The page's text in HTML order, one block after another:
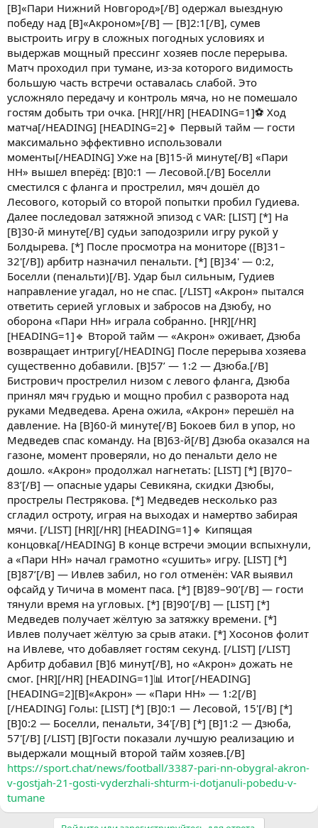
[B]«Пари Нижний Новгород»[/B] одержал выездную
победу над [B]«Акроном»[/B] — [B]2:1[/B], сумев
выстроить игру в сложных погодных условиях и
выдержав мощный прессинг хозяев после перерыва.
Матч проходил при тумане, из-за которого видимость
большую часть встречи оставалась слабой. Это
усложняло передачу и контроль мяча, но не помешало
гостям добыть три очка. [HR][/HR] [HEADING=1]⚽ Ход
матча[/HEADING] [HEADING=2]🔹 Первый тайм — гости
максимально эффективно использовали
моменты[/HEADING] Уже на [B]15-й минуте[/B] «Пари
НН» вышел вперёд: [B]0:1 — Лесовой.[/B] Боселли
сместился с фланга и прострелил, мяч дошёл до
Лесового, который со второй попытки пробил Гудиева.
Далее последовал затяжной эпизод с VAR: [LIST] [*] На
[B]30-й минуте[/B] судьи заподозрили игру рукой у
Болдырева. [*] После просмотра на мониторе ([B]31–
32'[/B]) арбитр назначил пенальти. [*] [B]34' — 0:2,
Боселли (пенальти)[/B]. Удар был сильным, Гудиев
направление угадал, но не спас. [/LIST] «Акрон» пытался
ответить серией угловых и забросов на Дзюбу, но
оборона «Пари НН» играла собранно. [HR][/HR]
[HEADING=1]🔹 Второй тайм — «Акрон» оживает, Дзюба
возвращает интригу[/HEADING] После перерыва хозяева
существенно добавили. [B]57’ — 1:2 — Дзюба.[/B]
Бистрович прострелил низом с левого фланга, Дзюба
принял мяч грудью и мощно пробил с разворота над
руками Медведева. Арена ожила, «Акрон» перешёл на
давление. На [B]60-й минуте[/B] Бокоев бил в упор, но
Медведев спас команду. На [B]63-й[/B] Дзюба оказался на
газоне, момент проверяли, но до пенальти дело не
дошло. «Акрон» продолжал нагнетать: [LIST] [*] [B]70–
83’[/B] — опасные удары Севикяна, скидки Дзюбы,
прострелы Пестрякова. [*] Медведев несколько раз
сгладил остроту, играя на выходах и намертво забирая
мячи. [/LIST] [HR][/HR] [HEADING=1]🔹 Кипящая
концовка[/HEADING] В конце встречи эмоции вспыхнули,
а «Пари НН» начал грамотно «сушить» игру. [LIST] [*]
[B]87’[/B] — Ивлев забил, но гол отменён: VAR выявил
офсайд у Тичича в момент паса. [*] [B]89–90’[/B] — гости
тянули время на угловых. [*] [B]90’[/B] — [LIST] [*]
Медведев получает жёлтую за затяжку времени. [*]
Ивлев получает жёлтую за срыв атаки. [*] Хосонов фолит
на Ивлеве, что добавляет гостям секунд. [/LIST] [/LIST]
Арбитр добавил [B]6 минут[/B], но «Акрон» дожать не
смог. [HR][/HR] [HEADING=1]📊 Итог[/HEADING]
[HEADING=2][B]«Акрон» — «Пари НН» — 1:2[/B]
[/HEADING] Голы: [LIST] [*] [B]0:1 — Лесовой, 15'[/B] [*]
[B]0:2 — Боселли, пенальти, 34'[/B] [*] [B]1:2 — Дзюба,
57'[/B] [/LIST] [B]Гости показали лучшую реализацию и
выдержали мощный второй тайм хозяев.[/B]
https://sport.chat/news/football/3387-pari-nn-obygral-akron-
v-gostjah-21-gosti-vyderzhali-shturm-i-dotjanuli-pobedu-v-
tumane